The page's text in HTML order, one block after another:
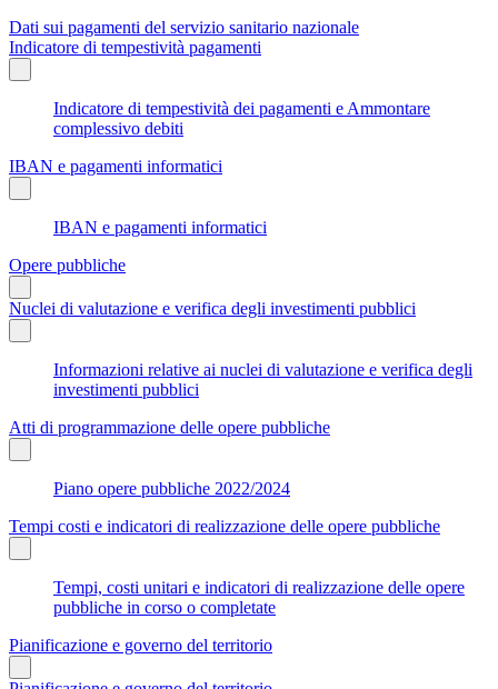
Dati sui pagamenti del servizio sanitario nazionale
Indicatore di tempestività pagamenti
Indicatore di tempestività dei pagamenti e Ammontare
complessivo debiti
IBAN e pagamenti informatici
IBAN e pagamenti informatici
Opere pubbliche
Nuclei di valutazione e verifica degli investimenti pubblici
Informazioni relative ai nuclei di valutazione e verifica degli
investimenti pubblici
Atti di programmazione delle opere pubbliche
Piano opere pubbliche 2022/2024
Tempi costi e indicatori di realizzazione delle opere pubbliche
Tempi, costi unitari e indicatori di realizzazione delle opere
pubbliche in corso o completate
Pianificazione e governo del territorio